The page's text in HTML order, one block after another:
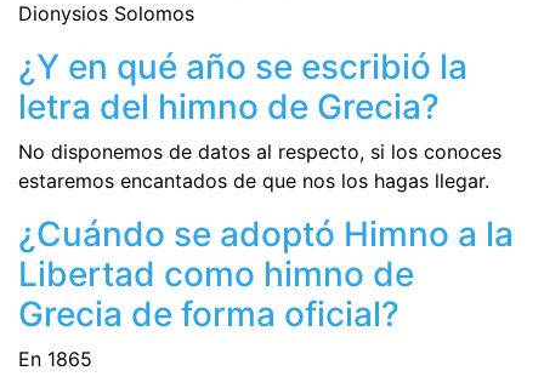
Dionysios Solomos
¿Y en qué año se escribió la
letra del himno de Grecia?
No disponemos de datos al respecto, si los conoces
estaremos encantados de que nos los hagas llegar.
¿Cuándo se adoptó Himno a la
Libertad como himno de
Grecia de forma oficial?
En 1865